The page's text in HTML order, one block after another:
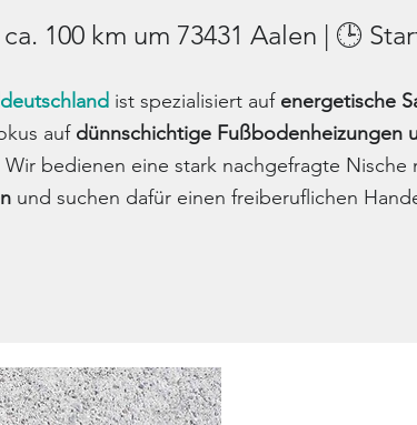
100 km um 73431 Aalen | 🕒
ist spezialisiert auf energetische
auf dünnschichtige Fußbodenheizungen
Wir bedienen eine stark nachgefragte Nische
und suchen dafür einen freiberuflichen